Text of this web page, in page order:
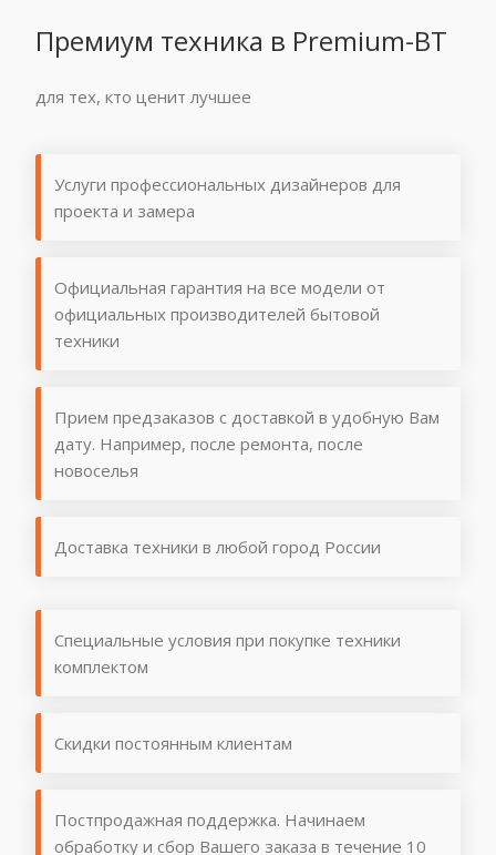
Премиум техника в Premium-BT
для тех, кто ценит лучшее
Услуги профессиональных дизайнеров для
проекта и замера
Официальная гарантия на все модели от
официальных производителей бытовой
техники
Прием предзаказов с доставкой в удобную Вам
дату. Например, после ремонта, после
новоселья
Доставка техники в любой город России
Специальные условия при покупке техники
комплектом
Скидки постоянным клиентам
Постпродажная поддержка. Начинаем
обработку и сбор Вашего заказа в течение 10